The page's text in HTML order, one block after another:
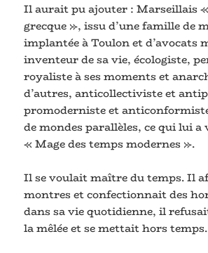
Il aurait pu ajouter : Marseillais
grecque », issu d’une famille de
implantée à Toulon et d’avocats
inventeur de sa vie, écologiste,
royaliste à ses moments et
d’autres, anticollectiviste et
promoderniste et
de mondes parallèles, ce qui lui
« Mage des temps modernes ».
Il se voulait maître du temps. Il
montres et confectionnait des
dans sa vie quotidienne, il
la mêlée et se mettait hors temps.